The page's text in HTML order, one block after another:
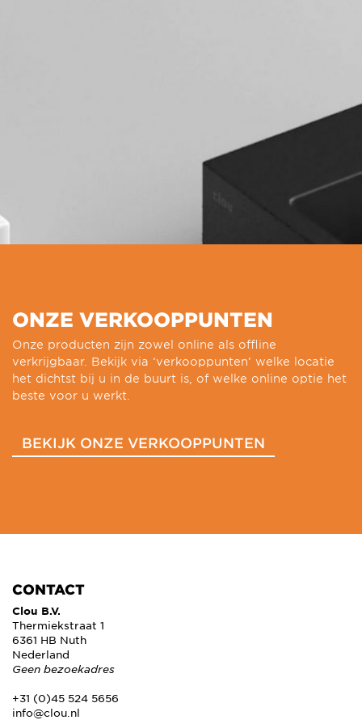
ONZE VERKOOPPUNTEN
Onze producten zijn zowel online als offline
verkrijgbaar. Bekijk via ‘verkooppunten’ welke locatie
het dichtst bij u in de buurt is, of welke online optie het
beste voor u werkt.
BEKIJK ONZE VERKOOPPUNTEN
CONTACT
Clou B.V.
Thermiekstraat 1
6361 HB Nuth
Nederland
Geen bezoekadres
+31 (0)45 524 5656
info@clou.nl